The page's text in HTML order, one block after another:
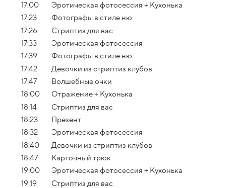
17:00
Эротическая фотосессия + Кухонька
17:23
Фотографы в стиле ню
17:26
Стриптиз для вас
17:33
Эротическая фотосессия
17:39
Фотографы в стиле ню
17:42
Девочки из стриптиз клубов
17:47
Волшебные очки
18:00
Отражение + Кухонька
18:14
Стриптиз для вас
18:23
Презент
18:32
Эротическая фотосессия
18:40
Девочки из стриптиз клубов
18:47
Карточный трюк
19:00
Эротическая фотосессия + Кухонька
19:19
Стриптиз для вас